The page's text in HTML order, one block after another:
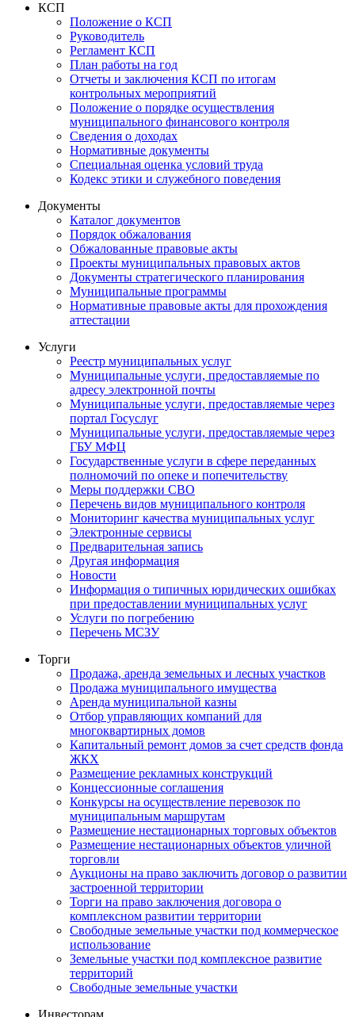
КСП
Положение о КСП
Руководитель
Регламент КСП
План работы на год
Отчеты и заключения КСП по итогам
контрольных мероприятий
Положение о порядке осуществления
муниципального финансового контроля
Сведения о доходах
Нормативные документы
Специальная оценка условий труда
Кодекс этики и служебного поведения
Документы
Каталог документов
Порядок обжалования
Обжалованные правовые акты
Проекты муниципальных правовых актов
Документы стратегического планирования
Муниципальные программы
Нормативные правовые акты для прохождения
аттестации
Услуги
Реестр муниципальных услуг
Муниципальные услуги, предоставляемые по
адресу электронной почты
Муниципальные услуги, предоставляемые через
портал Госуслуг
Муниципальные услуги, предоставляемые через
ГБУ МФЦ
Государственные услуги в сфере переданных
полномочий по опеке и попечительству
Меры поддержки СВО
Перечень видов муниципального контроля
Мониторинг качества муниципальных услуг
Электронные сервисы
Предварительная запись
Другая информация
Новости
Информация о типичных юридических ошибках
при предоставлении муниципальных услуг
Услуги по погребению
Перечень МСЗУ
Торги
Продажа, аренда земельных и лесных участков
Продажа муниципального имущества
Аренда муниципальной казны
Отбор управляющих компаний для
многоквартирных домов
Капитальный ремонт домов за счет средств фонда
ЖКХ
Размещение рекламных конструкций
Концессионные соглашения
Конкурсы на осуществление перевозок по
муниципальным маршрутам
Размещение нестационарных торговых объектов
Размещение нестационарных объектов уличной
торговли
Аукционы на право заключить договор о развитии
застроенной территории
Торги на право заключения договора о
комплексном развитии территории
Свободные земельные участки под коммерческое
использование
Земельные участки под комплексное развитие
территорий
Свободные земельные участки